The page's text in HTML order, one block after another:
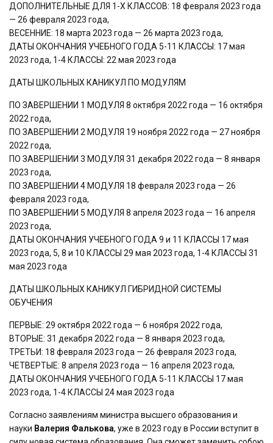
ДОПОЛНИТЕЛЬНЫЕ ДЛЯ 1-Х КЛАССОВ: 18 февраля 2023 года
— 26 февраля 2023 года,
ВЕСЕННИЕ: 18 марта 2023 года — 26 марта 2023 года,
ДАТЫ ОКОНЧАНИЯ УЧЕБНОГО ГОДА 5-11 КЛАССЫ: 17 мая
2023 года, 1-4 КЛАССЫ: 22 мая 2023 года
ДАТЫ ШКОЛЬНЫХ КАНИКУЛ ПО МОДУЛЯМ
ПО ЗАВЕРШЕНИИ 1 МОДУЛЯ 8 октября 2022 года — 16 октября
2022 года,
ПО ЗАВЕРШЕНИИ 2 МОДУЛЯ 19 ноября 2022 года — 27 ноября
2022 года,
ПО ЗАВЕРШЕНИИ 3 МОДУЛЯ 31 декабря 2022 года — 8 января
2023 года,
ПО ЗАВЕРШЕНИИ 4 МОДУЛЯ 18 февраля 2023 года — 26
февраля 2023 года,
ПО ЗАВЕРШЕНИИ 5 МОДУЛЯ 8 апреля 2023 года — 16 апреля
2023 года,
ДАТЫ ОКОНЧАНИЯ УЧЕБНОГО ГОДА 9 и 11 КЛАССЫ 17 мая
2023 года, 5, 8 и 10 КЛАССЫ 29 мая 2023 года, 1-4 КЛАССЫ 31
мая 2023 года
ДАТЫ ШКОЛЬНЫХ КАНИКУЛ ГИБРИДНОЙ СИСТЕМЫ
ОБУЧЕНИЯ
ПЕРВЫЕ: 29 октября 2022 года — 6 ноября 2022 года,
ВТОРЫЕ: 31 декабря 2022 года — 8 января 2023 года,
ТРЕТЬИ: 18 февраля 2023 года — 26 февраля 2023 года,
ЧЕТВЕРТЫЕ: 8 апреля 2023 года — 16 апреля 2023 года,
ДАТЫ ОКОНЧАНИЯ УЧЕБНОГО ГОДА 5-11 КЛАССЫ 17 мая
2023 года, 1-4 КЛАССЫ 24 мая 2023 года
Согласно заявлениям министра высшего образования и
науки Валерия Фалькова, уже в 2023 году в России вступит в